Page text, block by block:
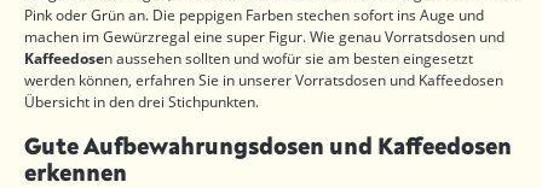
Pink oder Grün an. Die peppigen Farben stechen sofort ins Auge und
machen im Gewürzregal eine super Figur. Wie genau Vorratsdosen und
Kaffeedosen aussehen sollten und wofür sie am besten eingesetzt
werden können, erfahren Sie in unserer Vorratsdosen und Kaffeedosen
Übersicht in den drei Stichpunkten.
Gute Aufbewahrungsdosen und Kaffeedosen
erkennen